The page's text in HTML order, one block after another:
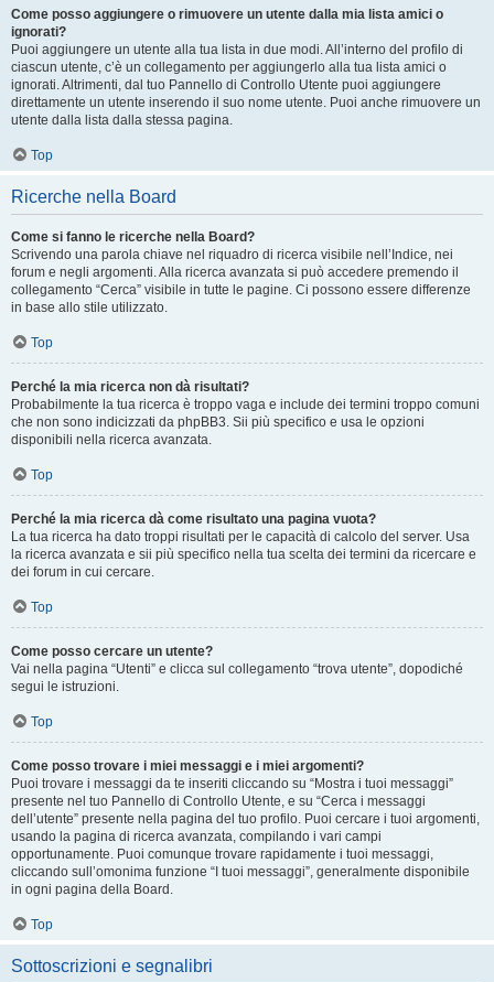
Come posso aggiungere o rimuovere un utente dalla mia lista amici o
ignorati?
Puoi aggiungere un utente alla tua lista in due modi. All’interno del profilo di
ciascun utente, c’è un collegamento per aggiungerlo alla tua lista amici o
ignorati. Altrimenti, dal tuo Pannello di Controllo Utente puoi aggiungere
direttamente un utente inserendo il suo nome utente. Puoi anche rimuovere un
utente dalla lista dalla stessa pagina.
Top
Ricerche nella Board
Come si fanno le ricerche nella Board?
Scrivendo una parola chiave nel riquadro di ricerca visibile nell’Indice, nei
forum e negli argomenti. Alla ricerca avanzata si può accedere premendo il
collegamento “Cerca” visibile in tutte le pagine. Ci possono essere differenze
in base allo stile utilizzato.
Top
Perché la mia ricerca non dà risultati?
Probabilmente la tua ricerca è troppo vaga e include dei termini troppo comuni
che non sono indicizzati da phpBB3. Sii più specifico e usa le opzioni
disponibili nella ricerca avanzata.
Top
Perché la mia ricerca dà come risultato una pagina vuota?
La tua ricerca ha dato troppi risultati per le capacità di calcolo del server. Usa
la ricerca avanzata e sii più specifico nella tua scelta dei termini da ricercare e
dei forum in cui cercare.
Top
Come posso cercare un utente?
Vai nella pagina “Utenti” e clicca sul collegamento “trova utente”, dopodiché
segui le istruzioni.
Top
Come posso trovare i miei messaggi e i miei argomenti?
Puoi trovare i messaggi da te inseriti cliccando su “Mostra i tuoi messaggi”
presente nel tuo Pannello di Controllo Utente, e su “Cerca i messaggi
dell’utente” presente nella pagina del tuo profilo. Puoi cercare i tuoi argomenti,
usando la pagina di ricerca avanzata, compilando i vari campi
opportunamente. Puoi comunque trovare rapidamente i tuoi messaggi,
cliccando sull’omonima funzione “I tuoi messaggi”, generalmente disponibile
in ogni pagina della Board.
Top
Sottoscrizioni e segnalibri